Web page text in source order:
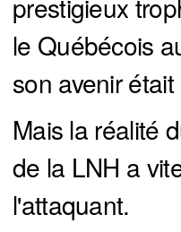
prestigieux
le Québécois
son avenir
Mais la réalité
de la LNH a
l'attaquant.